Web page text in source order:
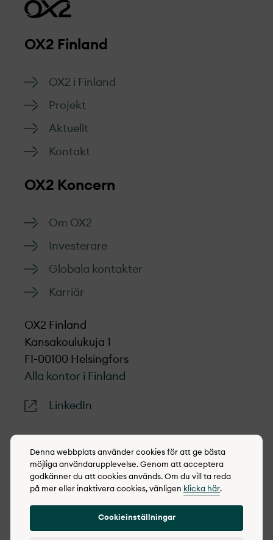
OX2 Finland
OX2 i Finland
Projekt­
Aktuellt
Kontakt
OX2 Koncern
Om OX2
Investerare
Globala kontakter
Karriär
OX2 Finland
Kansakoulukuja 1
FI-00100 Helsingfors
Alla kontor i Finland
LinkedIn
© 2022-2026 OX2
Cookie policy
Integritetspolicy
Denna webbplats använder cookies för att ge bästa
möjliga användarupplevelse. Genom att acceptera
godkänner du att cookies används. Om du vill ta reda
på mer eller inaktivera cookies, vänligen klicka här.
Cookieinställningar